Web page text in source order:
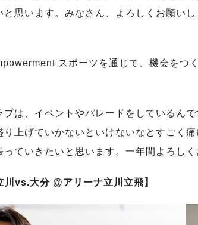
思います。みなさん、よろしくお願いし
スポーツを通じて、機会をつ
ブは、イベントやパレードをしているん
上げていかないといけないなとすごく
ていきたいと思います。一年間よろしく
vs.大分 @アリーナ立川立飛】